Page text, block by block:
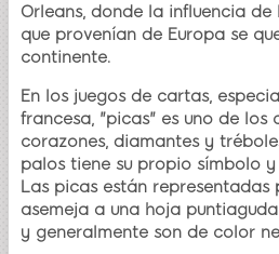
Orleans, donde la influencia
que provenían de Europa se
continente.
En los juegos de cartas,
francesa, "picas" es uno de los
corazones, diamantes y
palos tiene su propio símbolo
Las picas están representadas
asemeja a una hoja
y generalmente son de color